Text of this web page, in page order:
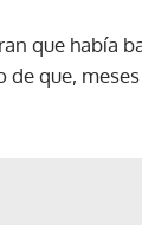
que había
que,